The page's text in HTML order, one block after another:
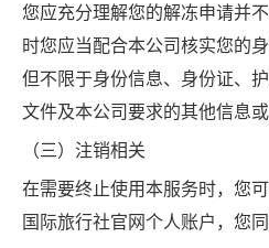
您应充分理解您的解冻申请并
时您应当配合本公司核实您的
但不限于身份信息、身份证、
文件及本公司要求的其他信息或
（三）注销相关
在需要终止使用本服务时，您
国际旅行社官网个人账户，您同